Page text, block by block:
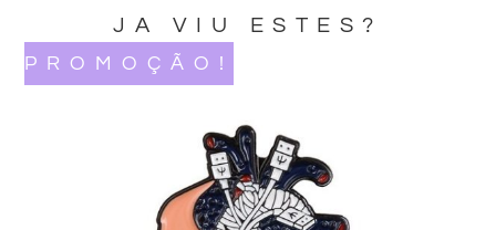
JA VIU ESTES?
PROMOÇÃO!